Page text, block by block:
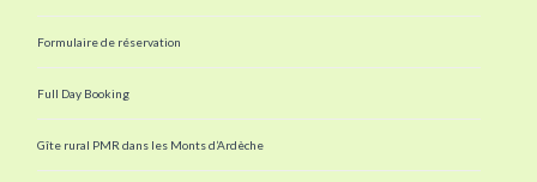
Formulaire de réservation
Full Day Booking
Gîte rural PMR dans les Monts d’Ardèche